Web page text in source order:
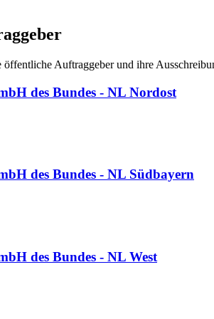
öffentliche Auftraggeber und ihre
des Bundes - NL Nordost
des Bundes - NL Südbayern
des Bundes - NL West